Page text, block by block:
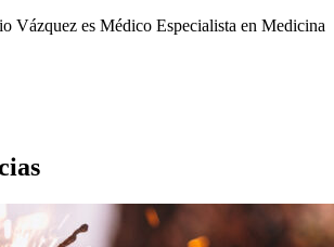
Vázquez es Médico Especialista en Medicina